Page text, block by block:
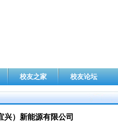
校友之家 校友论坛
兴）新能源有限公司